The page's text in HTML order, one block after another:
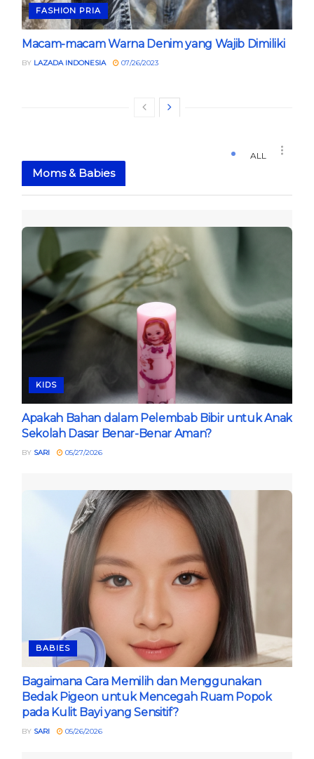
FASHION PRIA
Macam-macam Warna Denim yang Wajib Dimiliki
BY LAZADA INDONESIA 07/26/2023
Moms & Babies
ALL
KIDS
Apakah Bahan dalam Pelembab Bibir untuk Anak
Sekolah Dasar Benar-Benar Aman?
BY SARI 05/27/2026
BABIES
Bagaimana Cara Memilih dan Menggunakan
Bedak Pigeon untuk Mencegah Ruam Popok
pada Kulit Bayi yang Sensitif?
BY SARI 05/26/2026